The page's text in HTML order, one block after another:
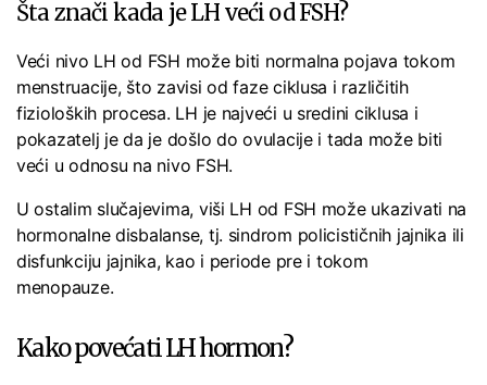
Šta znači kada je LH veći od FSH?
Veći nivo LH od FSH može biti normalna pojava tokom
menstruacije, što zavisi od faze ciklusa i različitih
fizioloških procesa. LH je najveći u sredini ciklusa i
pokazatelj je da je došlo do ovulacije i tada može biti
veći u odnosu na nivo FSH.
U ostalim slučajevima, viši LH od FSH može ukazivati na
hormonalne disbalanse, tj. sindrom policističnih jajnika ili
disfunkciju jajnika, kao i periode pre i tokom
menopauze.
Kako povećati LH hormon?